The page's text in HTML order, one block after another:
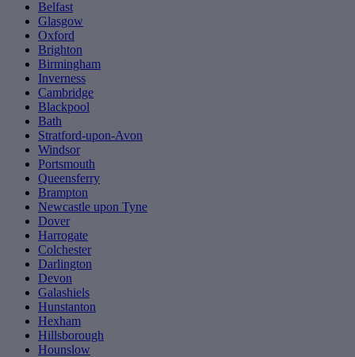
Belfast
Glasgow
Oxford
Brighton
Birmingham
Inverness
Cambridge
Blackpool
Bath
Stratford-upon-Avon
Windsor
Portsmouth
Queensferry
Brampton
Newcastle upon Tyne
Dover
Harrogate
Colchester
Darlington
Devon
Galashiels
Hunstanton
Hexham
Hillsborough
Hounslow